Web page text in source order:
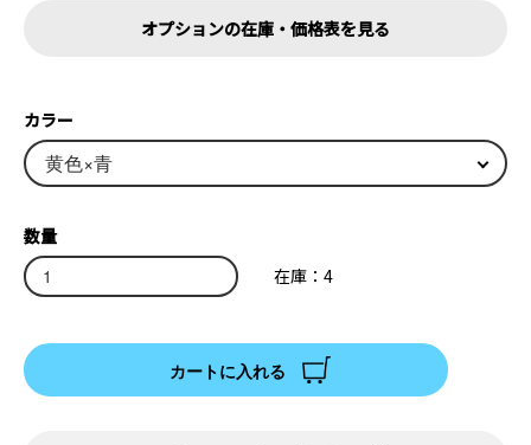
オプションの在庫・価格表を見る
カラー
数量
在庫：4
カートに入れる